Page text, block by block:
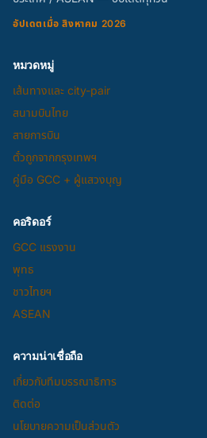
อัปเดตเมื่อ สิงหาคม 2026
หมวดหมู่
เส้นทางและ city-pair
สนามบินไทย
สายการบิน
ตั๋วถูกจากกรุงเทพฯ
คู่มือ GCC + ผู้แสวงบุญ
คอริดอร์
GCC แรงงาน
พุทธ
ชาวไทยฯ
ASEAN
ความน่าเชื่อถือ
เกี่ยวกับทีมบรรณาธิการ
ติดต่อ
นโยบายความเป็นส่วนตัว